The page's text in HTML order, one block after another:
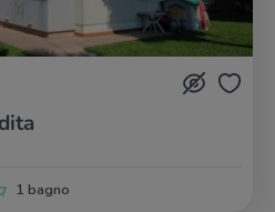
1 bagno